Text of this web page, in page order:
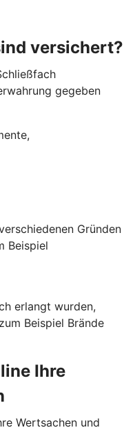
versichert?
gegeben
Gründen
Beispiel
erlangt wurden,
Beispiel Brände
Ihre
Wertsachen und